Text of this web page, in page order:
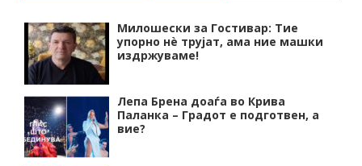
Милошески за Гостивар: Тие
упорно нѐ трујат, ама ние машки
издржуваме!
Лепа Брена доаѓа во Крива
Паланка – Градот е подготвен, а
вие?